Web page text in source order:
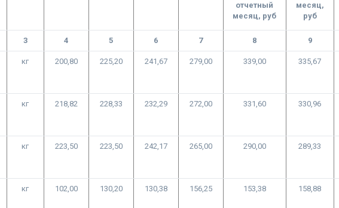
отчетный
месяц, руб
месяц,
руб
3 4 5 6 7 8 9
кг 200,80 225,20 241,67 279,00 339,00 335,67
кг 218,82 228,33 232,29 272,00 331,60 330,96
кг 223,50 223,50 242,17 265,00 290,00 289,33
кг 102,00 130,20 130,38 156,25 153,38 158,88